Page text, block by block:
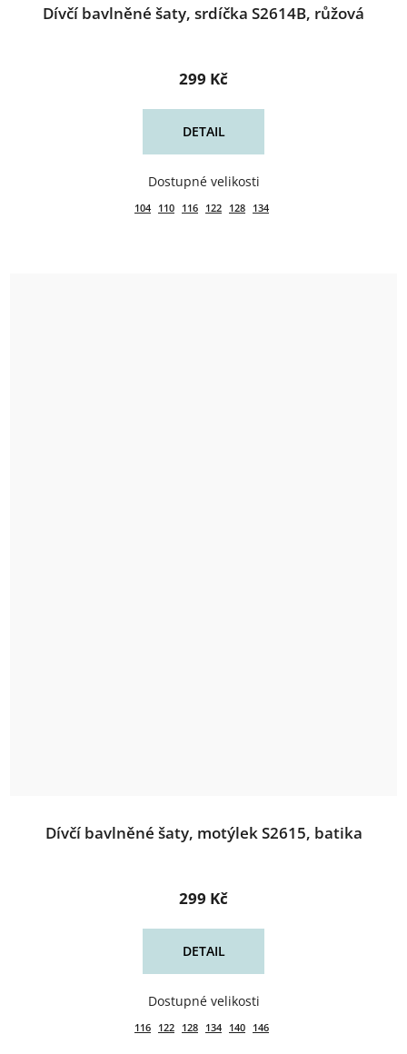
Dívčí bavlněné šaty, srdíčka S2614B, růžová
299 Kč
DETAIL
104 110 116 122 128 134
Dívčí bavlněné šaty, motýlek S2615, batika
299 Kč
DETAIL
116 122 128 134 140 146